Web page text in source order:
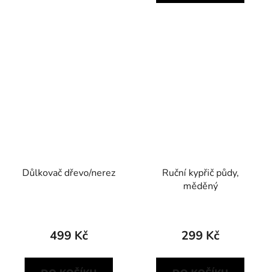
Důlkovač dřevo/nerez
499 Kč
Ruční kypřič půdy,
měděný
299 Kč